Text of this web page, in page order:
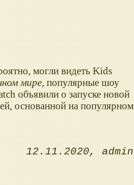
могли видеть Kids
мире, популярные шоу
объявили о запуске новой
основанной на популярном
12.11.2020 admin